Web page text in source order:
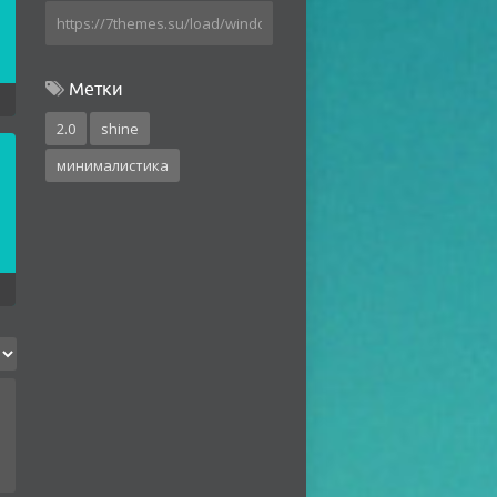
Метки
2.0
shine
минималистика